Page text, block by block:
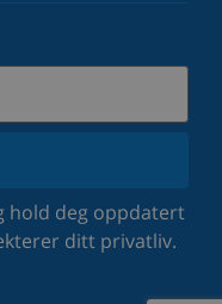
hold deg oppdatert
ditt privatliv.